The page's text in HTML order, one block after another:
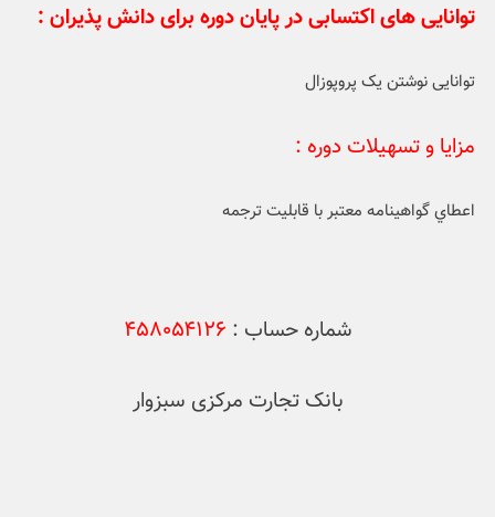
توانایی های اکتسابی در پایان دوره برای دانش پذیران :
توانایی نوشتن یک پروپوزال
مزايا و تسهيلات دوره :
اعطاي گواهينامه معتبر با قابليت ترجمه
شماره حساب : ۴۵۸۰۵۴۱۲۶
بانک تجارت مرکزی سبزوار